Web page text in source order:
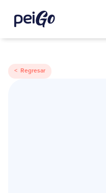
< Regresar